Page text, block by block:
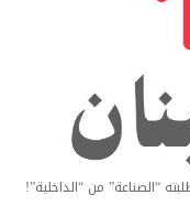
“الصناعة” من “الداخلية”!